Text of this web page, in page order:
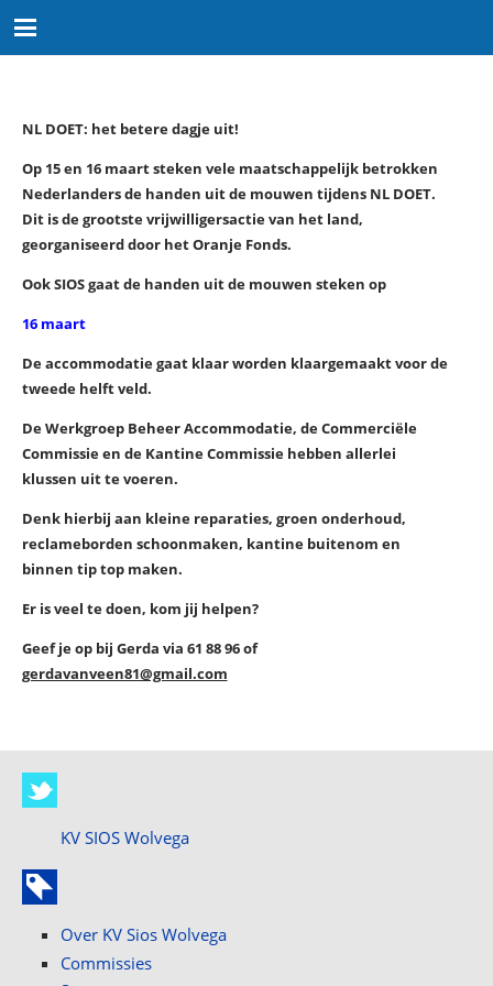
NL DOET: het betere dagje uit!
Op 15 en 16 maart steken vele maatschappelijk betrokken
Nederlanders de handen uit de mouwen tijdens NL DOET.
Dit is de grootste vrijwilligersactie van het land,
georganiseerd door het Oranje Fonds.
Ook SIOS gaat de handen uit de mouwen steken op
16 maart
De accommodatie gaat klaar worden klaargemaakt voor de
tweede helft veld.
De Werkgroep Beheer Accommodatie, de Commerciële
Commissie en de Kantine Commissie hebben allerlei
klussen uit te voeren.
Denk hierbij aan kleine reparaties, groen onderhoud,
reclameborden schoonmaken, kantine buitenom en
binnen tip top maken.
Er is veel te doen, kom jij helpen?
Geef je op bij Gerda via 61 88 96 of
gerdavanveen81@gmail.com
KV SIOS Wolvega
Over KV Sios Wolvega
Commissies